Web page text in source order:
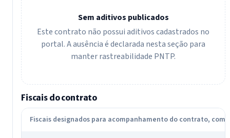
Sem aditivos publicados
Este contrato não possui aditivos cadastrados no
portal. A ausência é declarada nesta seção para
manter rastreabilidade PNTP.
Fiscais do contrato
Fiscais designados para acompanhamento do contrato, com